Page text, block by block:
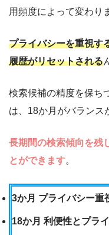
用頻度によって変わり
プライバシーを重視す
履歴がリセットされる
検索候補の精度を保ち
は、18か月がバランス
長期間の検索傾向を残
とができます。
3か月 プライバシー重
18か月 利便性とプラ